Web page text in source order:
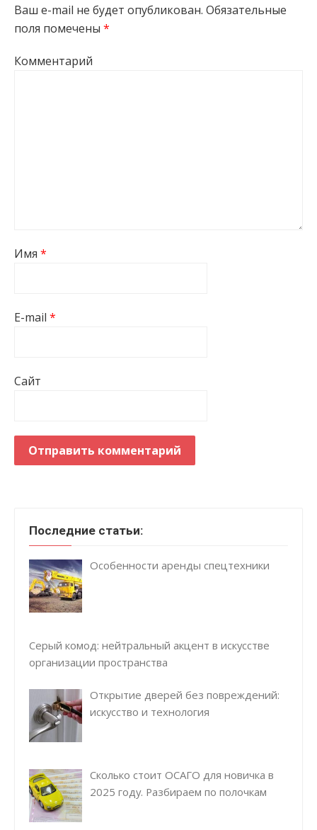
Ваш e-mail не будет опубликован. Обязательные
поля помечены *
Комментарий
Имя *
E-mail *
Сайт
Последние статьи:
Особенности аренды спецтехники
Серый комод: нейтральный акцент в искусстве
организации пространства
Открытие дверей без повреждений:
искусство и технология
Сколько стоит ОСАГО для новичка в
2025 году. Разбираем по полочкам